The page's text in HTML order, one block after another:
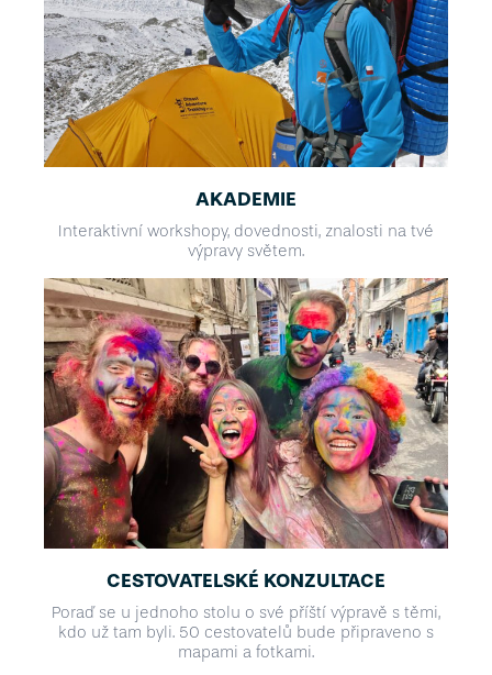
AKADEMIE
Interaktivní workshopy, dovednosti, znalosti na tvé
výpravy světem.
CESTOVATELSKÉ KONZULTACE
Poraď se u jednoho stolu o své příští výpravě s těmi,
kdo už tam byli. 50 cestovatelů bude připraveno s
mapami a fotkami.